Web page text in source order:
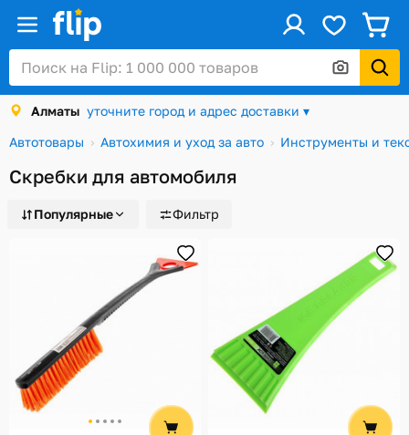
Алматы уточните город и адрес доставки ▾
Автотовары
Автохимия и уход за авто Инструменты и
Скребки для автомобиля
Популярные Фильтр
Войти / Регистрация
Каталог
Скидки и акции
Подарочные карты
Заказы
Корзина
Избранное
История просмотров